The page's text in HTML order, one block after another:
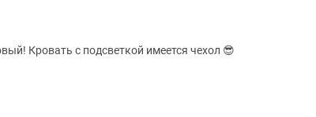
Кровать с подсветкой имеется чехол 😎